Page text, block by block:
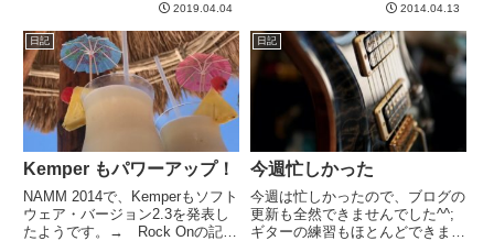
れた、のどれかです。台湾、九份
にある阿妹茶楼。例の千と千尋の
神隠しの湯屋のモデルの一つとい
われるやつ、、、ですね。この中
は...
2019.04.04
は一番感動しましたw２週間くら
い前に子供たちと映画を見に行き
ました。別に事前情報もなかった
ので、まったく期待せ...
2014.04.13
日記
Kemper もパワーアップ！
NAMM 2014で、Kemperもソフト
ウェア・バージョン2.3を発表し
たようです。→ Rock Onの記事
日記
今週忙しかった
今週は忙しかったので、ブログの
更新も全然できませんでした^^;
ギターの練習もほとんどできませ